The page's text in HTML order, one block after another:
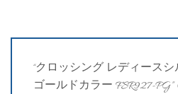
“クロッシング レディース
ゴールドカラー FSR927-